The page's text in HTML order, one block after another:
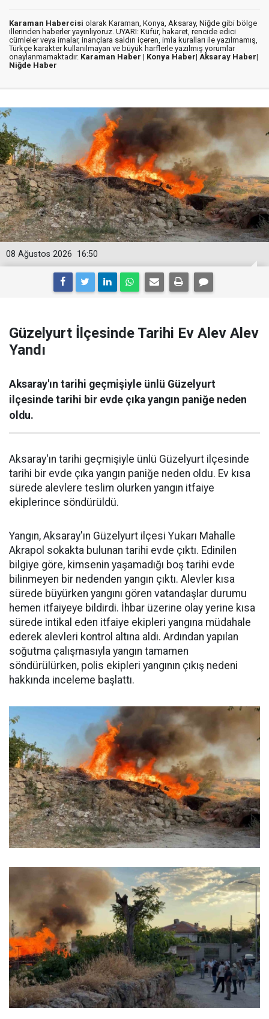
Karaman Habercisi olarak Karaman, Konya, Aksaray, Niğde gibi bölge
illerinden haberler yayınlıyoruz. UYARI: Küfür, hakaret, rencide edici
cümleler veya imalar, inançlara saldırı içeren, imla kuralları ile yazılmamış,
Türkçe karakter kullanılmayan ve büyük harflerle yazılmış yorumlar
onaylanmamaktadır. Karaman Haber | Konya Haber| Aksaray Haber|
Niğde Haber
16:50
08 Ağustos 2026
Güzelyurt İlçesinde Tarihi Ev Alev Alev
Yandı
Aksaray'ın tarihi geçmişiyle ünlü Güzelyurt
ilçesinde tarihi bir evde çıka yangın paniğe neden
oldu.
Aksaray'ın tarihi geçmişiyle ünlü Güzelyurt ilçesinde
tarihi bir evde çıka yangın paniğe neden oldu. Ev kısa
sürede alevlere teslim olurken yangın itfaiye
ekiplerince söndürüldü.
Yangın, Aksaray'ın Güzelyurt ilçesi Yukarı Mahalle
Akrapol sokakta bulunan tarihi evde çıktı. Edinilen
bilgiye göre, kimsenin yaşamadığı boş tarihi evde
bilinmeyen bir nedenden yangın çıktı. Alevler kısa
sürede büyürken yangını gören vatandaşlar durumu
hemen itfaiyeye bildirdi. İhbar üzerine olay yerine kısa
sürede intikal eden itfaiye ekipleri yangına müdahale
ederek alevleri kontrol altına aldı. Ardından yapılan
soğutma çalışmasıyla yangın tamamen
söndürülürken, polis ekipleri yangının çıkış nedeni
hakkında inceleme başlattı.